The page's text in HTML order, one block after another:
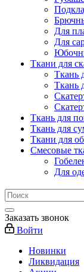
Для
Для
Ткани для
Ткань
Ткань
Ткань для
Ткань для
Ткани для
Смесовые
Для
Заказать звонок
Войти
Новинки
Ликвидация